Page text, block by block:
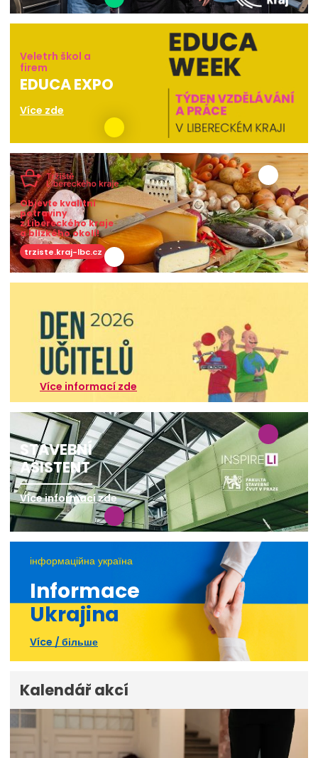
Veletrh škol a
firem
EDUCA EXPO
Více zde
Objevte kvalitní
potraviny
z Libereckého kraje
a blízkého okolí!
trziste.kraj-lbc.cz
Více informací zde
STAVEBNÍ
ASISTENT
Více informací zde
інформаційна україна
Informace
Ukrajina
Více / більше
Kalendář akcí